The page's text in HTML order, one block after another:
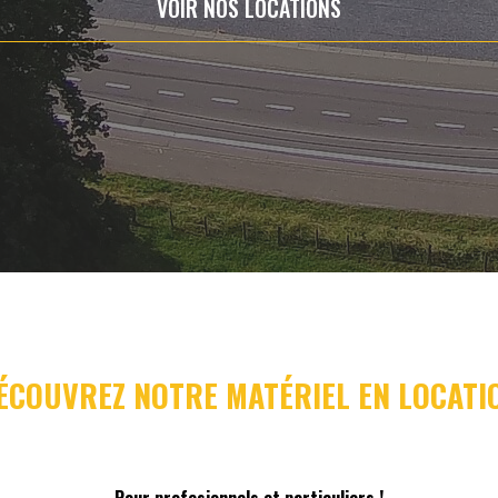
VOIR NOS LOCATIONS
NOTRE MATÉRIEL EN